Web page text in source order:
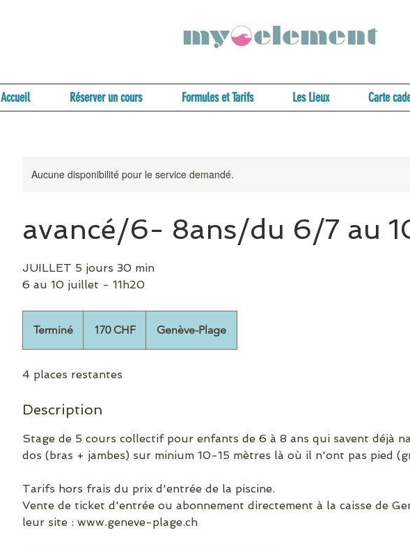
my element
Accueil Réserver un cours Formules et Tarifs Les Lieux Carte
Aucune disponibilité pour le service demandé.
avancé/6- 8ans/du 6/7 au
JUILLET 5 jours 30 min
6 au 10 juillet - 11h20
Terminé
e
m
n
suisses
170 CHF Genève-Plage
4 places restantes
Description
Stage de 5 cours collectif pour enfants de 6 à 8 ans qui savent déjà
dos (bras + jambes) sur minium 10-15 mètres là où il n'ont pas pied
Tarifs hors frais du prix d'entrée de la piscine.
Vente de ticket d'entrée ou abonnement directement à la caisse de
leur site : www.geneve-plage.ch